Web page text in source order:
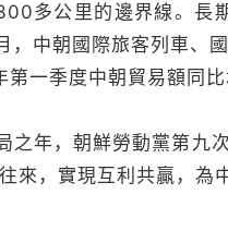
公里的邊界線。長
，中朝國際旅客列車、
一季度中朝貿易額同
年，朝鮮勞動黨第九
來，實現互利共贏，為